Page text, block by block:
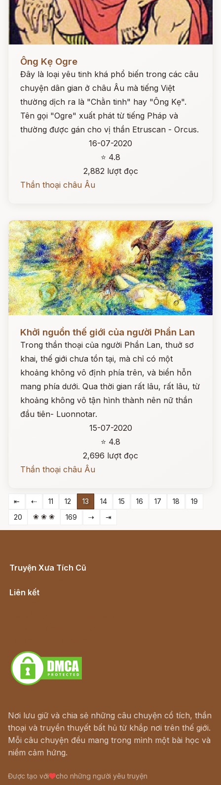
Đọc ngay
Ông Kẹ Ogre
Đây là loại yêu tinh khá phổ biến trong các câu
chuyện dân gian ở châu Âu mà tiếng Việt
thường dịch ra là "Chằn tinh" hay "Ông Kẹ".
Tên gọi "Ogre" xuất phát từ tiếng Pháp và
thường được gán cho vị thần Etruscan - Orcus.
16-07-2020
⭐ 4.8
2,882 lượt đọc
Thần thoại châu Âu
Khởi nguồn thế giới của người Phần Lan
Trong thần thoại của người Phần Lan, thuở sơ
khai, thế giới chưa tồn tại, mà chỉ có một
khoảng không vô định phía trên, và biển hỗn
mang phía dưới. Qua thời gian rất lâu, rất lâu, từ
khoảng không vô tận hình thành nên nữ thần
đầu tiên- Luonnotar.
15-07-2020
⭐ 4.8
2,696 lượt đọc
Thần thoại châu Âu
⇤ ⇠ 11 12 13 14 15 16 17 18
19
20
❀ ❀ ❀ 169 ⇢ ⇥
Truyện Xưa Tích Cũ
Liên kết
Nơi lưu giữ và chia sẻ những câu chuyện cổ tích, thần
thoại và truyền thuyết bất hủ từ khắp nơi trên thế giới.
Mỗi câu chuyện đều mang trong mình một bài học và
niềm cảm hứng.
Được tạo với cho những người yêu truyện